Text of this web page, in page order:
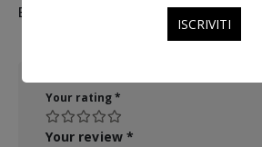
Be the first to review “Mykita-
Your rating*
Your review *